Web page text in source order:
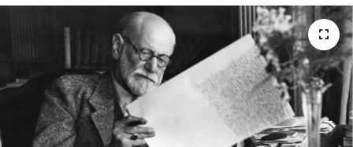
Tarih
İletişim
Künye